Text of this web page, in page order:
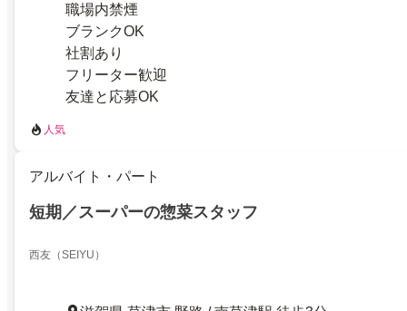
職場内禁煙
ブランクOK
社割あり
フリーター歓迎
友達と応募OK
人気
アルバイト・パート
短期／スーパーの惣菜スタッフ
西友（SEIYU）